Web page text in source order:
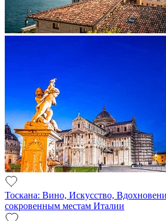
Тоскана: Вино, Искусство,
сокровенным местам Италии